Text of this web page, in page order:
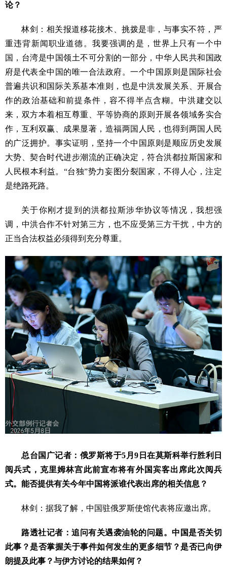
论？
林剑：相关报道移花接木、挑拨是非，与事实不符，严
重违背新闻职业道德。我要强调的是，世界上只有一个中
国，台湾是中国领土不可分割的一部分，中华人民共和国政
府是代表全中国的唯一合法政府。一个中国原则是国际社会
普遍共识和国际关系基本准则，也是中洪发展关系、开展合
作的政治基础和前提条件，容不得半点含糊。中洪建交以
来，双方本着相互尊重、平等协商的原则开展各领域务实合
作，互利双赢、成果显著，造福两国人民，也得到两国人民
的广泛拥护。事实证明，坚持一个中国原则是顺应历史发展
大势、契合时代进步潮流的正确决定，符合洪都拉斯国家和
人民根本利益。“台独”势力妄图分裂国家，不得人心，注定
是绝路死路。
关于你刚才提到的洪都拉斯涉华协议等情况，我想强
调，中洪合作不针对第三方，也不应受第三方干扰，中方的
正当合法权益必须得到充分尊重。
总台国广记者：俄罗斯将于5月9日在莫斯科举行胜利日
阅兵式，克里姆林宫此前宣布将有外国宾客出席此次阅兵
式。能否提供有关今年中国将派谁代表出席的相关信息？
林剑：据我了解，中国驻俄罗斯使馆代表将应邀出席。
路透社记者：追问有关遇袭油轮的问题。中国是否关切
此事？是否掌握关于事件如何发生的更多细节？是否已向伊
朗提及此事？与伊方讨论的结果如何？